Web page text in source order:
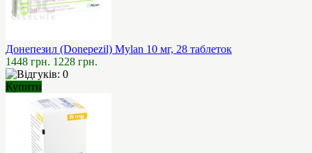
Донепезил (Donepezil) Mylan 10 мг, 28 таблеток
1448 грн. 1228 грн.
Купити